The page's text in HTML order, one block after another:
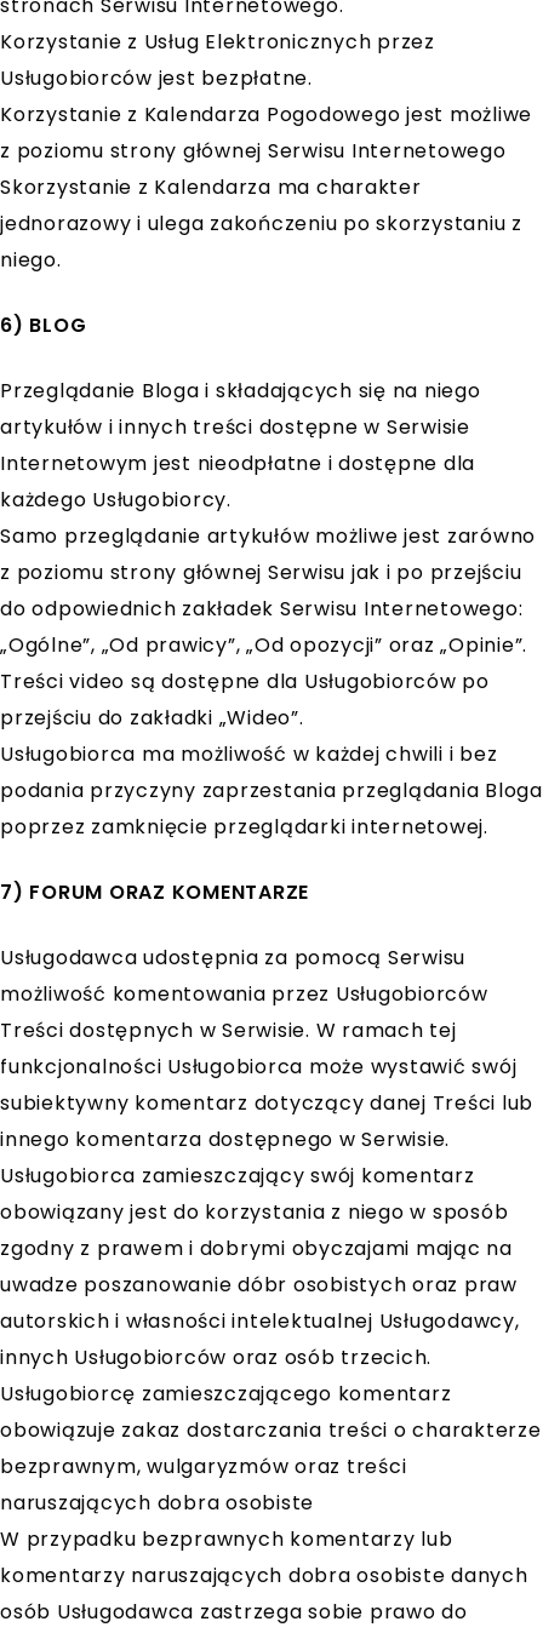
Korzystanie z Usług Elektronicznych przez
Usługobiorców jest bezpłatne.
Korzystanie z Kalendarza Pogodowego jest możliwe
z poziomu strony głównej Serwisu Internetowego
Skorzystanie z Kalendarza ma charakter
jednorazowy i ulega zakończeniu po skorzystaniu z
niego.
6) BLOG
Przeglądanie Bloga i składających się na niego
artykułów i innych treści dostępne w Serwisie
Internetowym jest nieodpłatne i dostępne dla
każdego Usługobiorcy.
Samo przeglądanie artykułów możliwe jest zarówno
z poziomu strony głównej Serwisu jak i po przejściu
do odpowiednich zakładek Serwisu Internetowego:
„Ogólne”, „Od prawicy”, „Od opozycji” oraz „Opinie”.
Treści video są dostępne dla Usługobiorców po
przejściu do zakładki „Wideo”.
Usługobiorca ma możliwość w każdej chwili i bez
podania przyczyny zaprzestania przeglądania Bloga
poprzez zamknięcie przeglądarki internetowej.
7) FORUM ORAZ KOMENTARZE
Usługodawca udostępnia za pomocą Serwisu
możliwość komentowania przez Usługobiorców
Treści dostępnych w Serwisie. W ramach tej
funkcjonalności Usługobiorca może wystawić swój
subiektywny komentarz dotyczący danej Treści lub
innego komentarza dostępnego w Serwisie.
Usługobiorca zamieszczający swój komentarz
obowiązany jest do korzystania z niego w sposób
zgodny z prawem i dobrymi obyczajami mając na
uwadze poszanowanie dóbr osobistych oraz praw
autorskich i własności intelektualnej Usługodawcy,
innych Usługobiorców oraz osób trzecich.
Usługobiorcę zamieszczającego komentarz
obowiązuje zakaz dostarczania treści o charakterze
bezprawnym, wulgaryzmów oraz treści
naruszających dobra osobiste
W przypadku bezprawnych komentarzy lub
komentarzy naruszających dobra osobiste danych
osób Usługodawca zastrzega sobie prawo do